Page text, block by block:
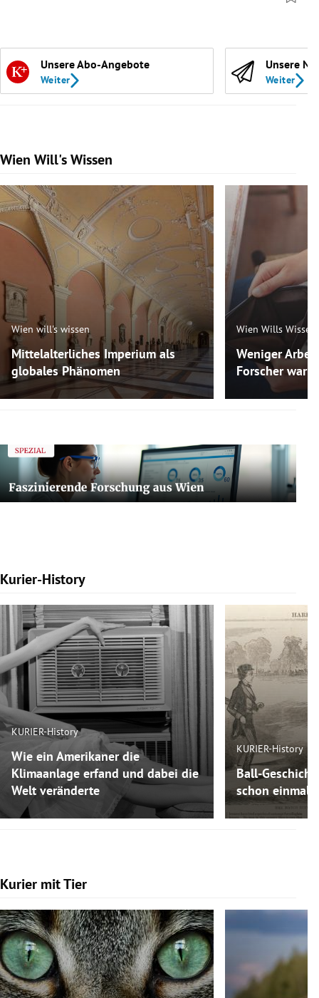
Unsere Abo-Angebote
Weiter
Unsere
Weiter
Wien Will's Wissen
Slide 1 von 139
Wien will's wissen
Mittelalterliches Imperium als
globales Phänomen
Wien Wills Wissen
Weniger
Forscher
Kurier-History
Slide 1 von 7
KURIER-History
Wie ein Amerikaner die
Klimaanlage erfand und dabei die
Welt veränderte
KURIER-History
Ball-
schon einmal
Kurier mit Tier
Slide 1 von 7